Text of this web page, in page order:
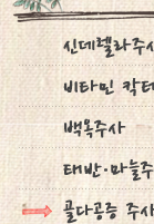
찾아오시는길